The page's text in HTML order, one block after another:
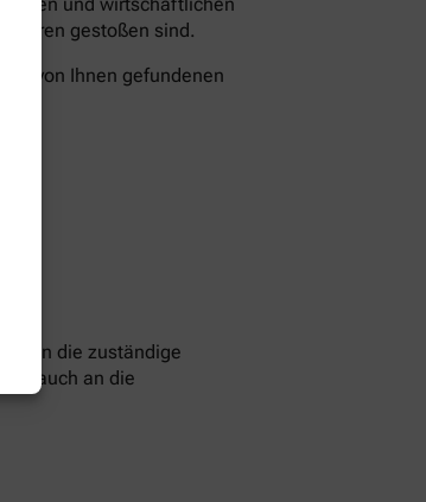
gestoßen sind.
von Ihnen gefundenen
an die zuständige
auch an die